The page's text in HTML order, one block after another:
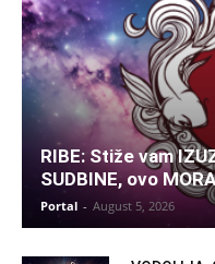
RIBE: Stiže vam
SUDBINE, ovo
Portal - August 5, 2026